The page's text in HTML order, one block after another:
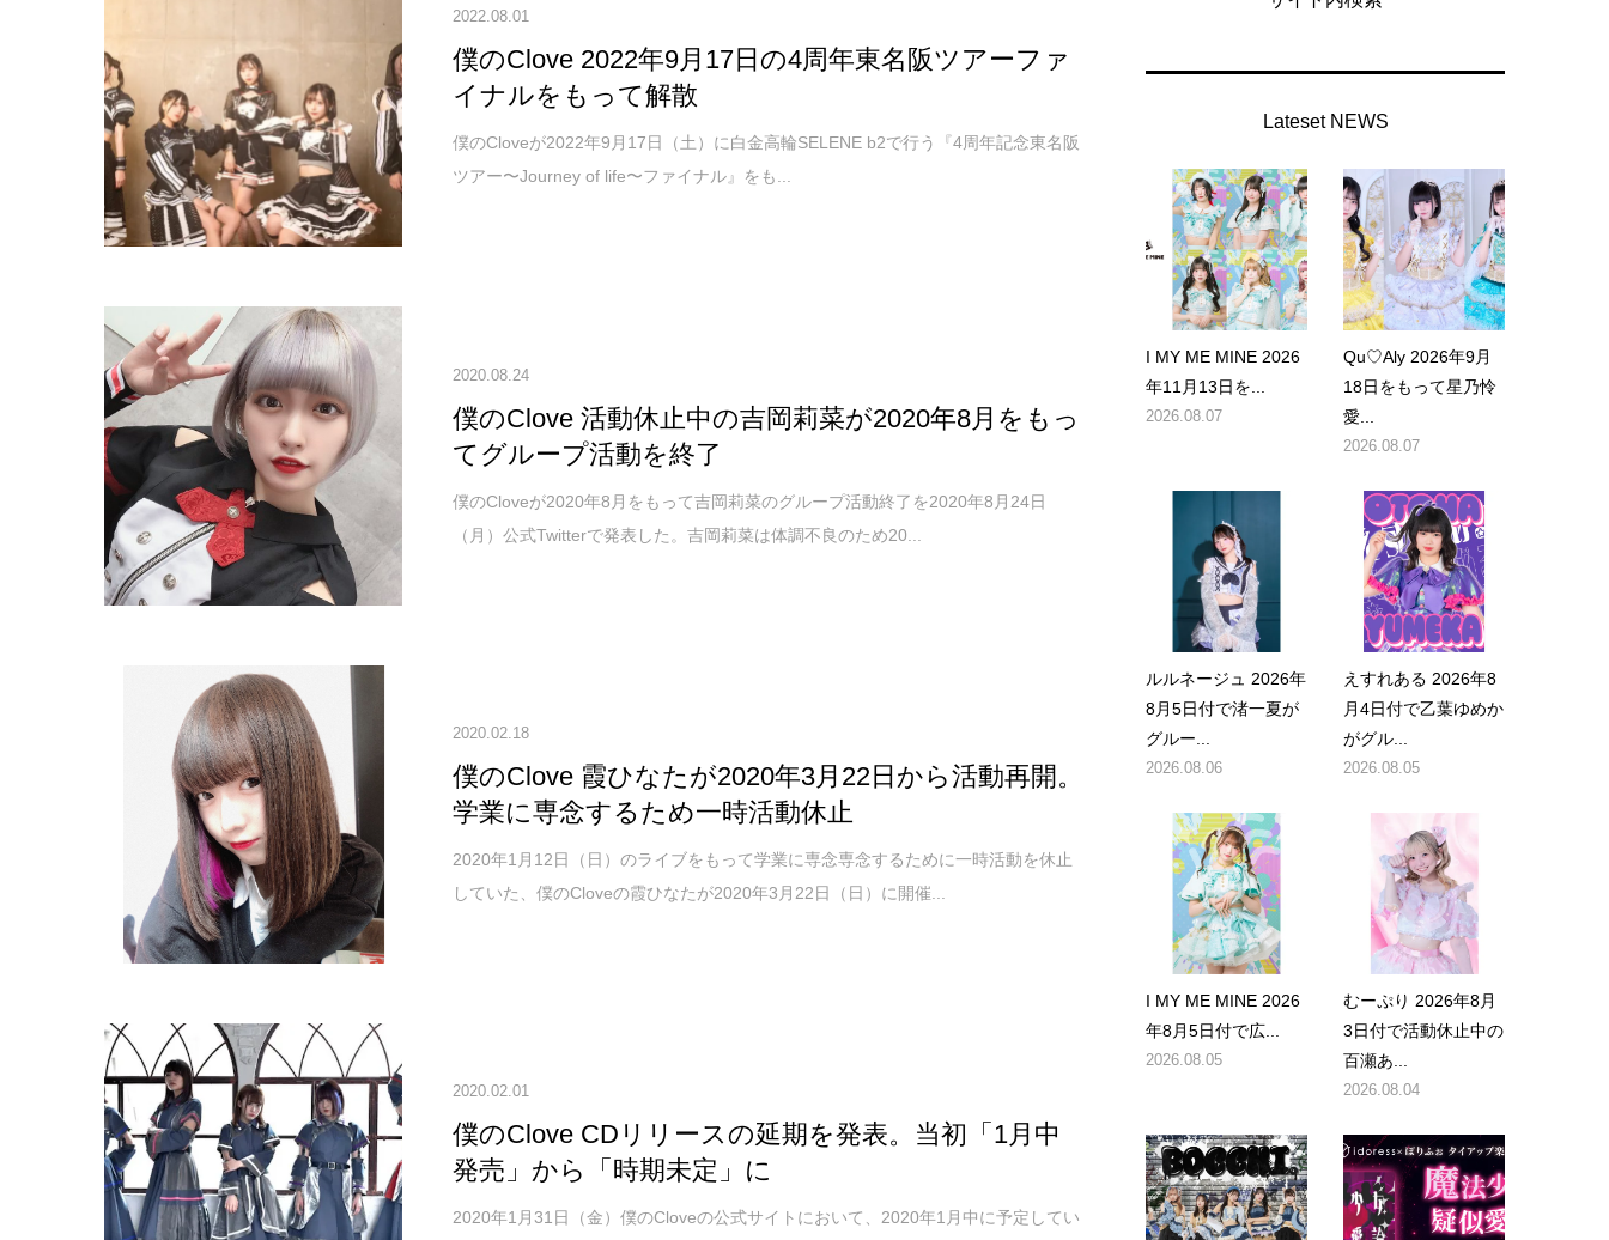
2022.08.01
僕のClove 2022年9月17日の4周年東名阪ツアーファ
イナルをもって解散
僕のCloveが2022年9月17日（土）に白金高輪SELENE b2で行う『4周年記念東名阪
ツアー〜Journey of life〜ファイナル』をも...
2020.08.24
僕のClove 活動休止中の吉岡莉菜が2020年8月をもっ
てグループ活動を終了
僕のCloveが2020年8月をもって吉岡莉菜のグループ活動終了を2020年8月24日
（月）公式Twitterで発表した。吉岡莉菜は体調不良のため20...
2020.02.18
僕のClove 霞ひなたが2020年3月22日から活動再開。
学業に専念するため一時活動休止
2020年1月12日（日）のライブをもって学業に専念専念するために一時活動を休止
していた、僕のCloveの霞ひなたが2020年3月22日（日）に開催...
2020.02.01
僕のClove CDリリースの延期を発表。当初「1月中
発売」から「時期未定」に
2020年1月31日（金）僕のCloveの公式サイトにおいて、2020年1月中に予定してい
Lateset NEWS
I MY ME MINE 2026
年11月13日を...
2026.08.07
Qu♡Aly 2026年9月
18日をもって星乃怜
愛...
2026.08.07
ルルネージュ 2026年
8月5日付で渚一夏が
グルー...
2026.08.06
えすれある 2026年8
月4日付で乙葉ゆめか
がグル...
2026.08.05
I MY ME MINE 2026
年8月5日付で広...
2026.08.05
むーぷり 2026年8月
3日付で活動休止中の
百瀬あ...
2026.08.04